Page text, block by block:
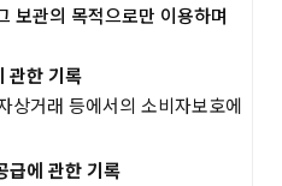
보관의 목적으로만 이용하며
관한 기록
상거래 등에서의 소비자보호에
급에 관한 기록